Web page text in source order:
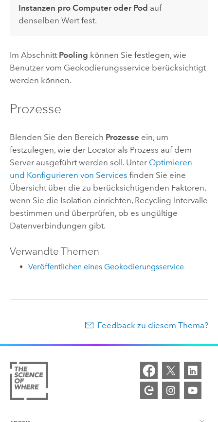
Instanzen pro Computer oder Pod auf
denselben Wert fest.
Im Abschnitt Pooling können Sie festlegen, wie
Benutzer vom Geokodierungsservice berücksichtigt
werden können.
Prozesse
Blenden Sie den Bereich Prozesse ein, um
festzulegen, wie der Locator als Prozess auf dem
Server ausgeführt werden soll. Unter Optimieren
und Konfigurieren von Services finden Sie eine
Übersicht über die zu berücksichtigenden Faktoren,
wenn Sie die Isolation einrichten, Recycling-Intervalle
bestimmen und überprüfen, ob es ungültige
Datenverbindungen gibt.
Verwandte Themen
Veröffentlichen eines Geokodierungsservice
Feedback zu diesem Thema?